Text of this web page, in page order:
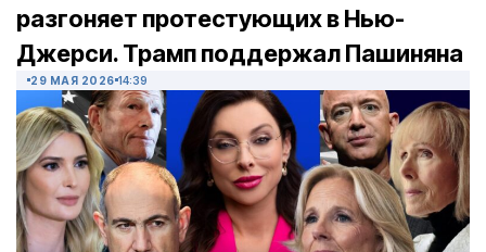
разгоняет протестующих в Нью-
Джерси. Трамп поддержал Пашиняна
29 МАЯ 2026 14:39